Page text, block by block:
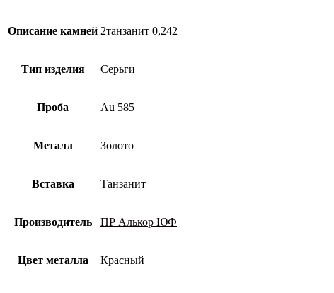
Описание камней 2танзанит 0,242
Тип изделия Серьги
Проба Au 585
Металл Золото
Вставка Танзанит
Производитель ПР Алькор ЮФ
Цвет металла Красный